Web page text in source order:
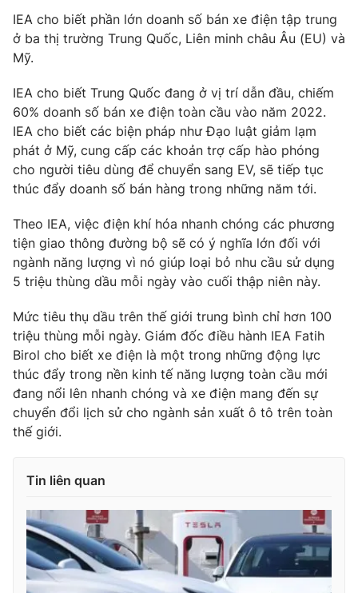
Giải sao mai
Chất lượng cuộc sống
Tuyển sinh
Học trực tuyến
Công nghệ
Hitech Công nghệ tương lai
Sản phẩm
Thị trường
Tư vấn
Lịch phát sóng
Chuyên mục khác
Emagazine Podcast
Photo Infographic
Video Shorts video
VTV Money VTV Thể thao
VTV Sức khoẻ Bất động sản
VTV9 VTV8
Liên hệ tòa soạn English
IEA cho biết phần lớn doanh số bán xe điện tập trung
ở ba thị trường Trung Quốc, Liên minh châu Âu (EU) và
Mỹ.
IEA cho biết Trung Quốc đang ở vị trí dẫn đầu, chiếm
60% doanh số bán xe điện toàn cầu vào năm 2022.
IEA cho biết các biện pháp như Đạo luật giảm lạm
phát ở Mỹ, cung cấp các khoản trợ cấp hào phóng
cho người tiêu dùng để chuyển sang EV, sẽ tiếp tục
thúc đẩy doanh số bán hàng trong những năm tới.
Theo IEA, việc điện khí hóa nhanh chóng các phương
tiện giao thông đường bộ sẽ có ý nghĩa lớn đối với
ngành năng lượng vì nó giúp loại bỏ nhu cầu sử dụng
5 triệu thùng dầu mỗi ngày vào cuối thập niên này.
Mức tiêu thụ dầu trên thế giới trung bình chỉ hơn 100
triệu thùng mỗi ngày. Giám đốc điều hành IEA Fatih
Birol cho biết xe điện là một trong những động lực
thúc đẩy trong nền kinh tế năng lượng toàn cầu mới
đang nổi lên nhanh chóng và xe điện mang đến sự
chuyển đổi lịch sử cho ngành sản xuất ô tô trên toàn
thế giới.
Tin liên quan